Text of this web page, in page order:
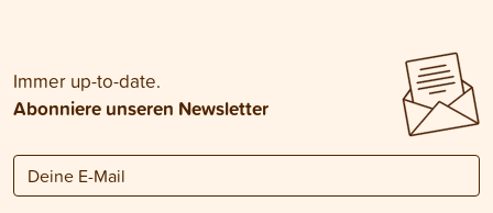
Immer up-to-date.
Abonniere unseren Newsletter